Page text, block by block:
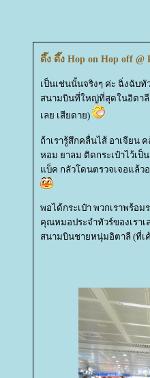
ดึ๊ง ดึ๊ง Hop on Hop off @
เป็นเช่นนั้นจริงๆ ค่ะ ฉิ่งฉับทั
สนามบินที่ใหญ่ที่สุดในอิตาลี
เลย เสียดาย)
ถ้าเรารู้สึกคลื่นไส้ อาเจียน
หอม ยาลม ติดกระเป๋าไว้เ
บ็ค กลัวโดนตรวจเจอแล้ว
พอได้กระเป๋า พวกเราพร้อ
คุณหมอประจำทัวร์ของเราเ
สนามบินชายหนุ่มอิตาลี (ที่เ